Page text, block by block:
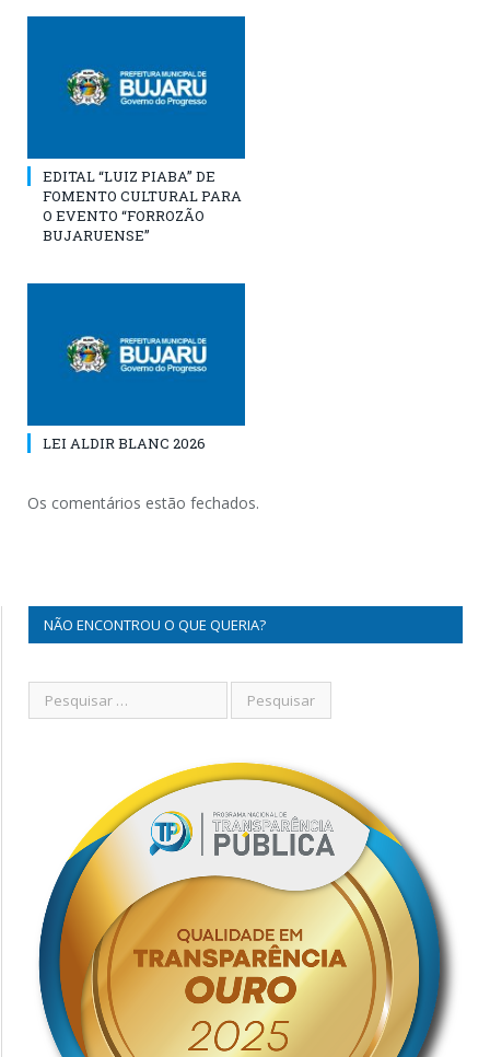
EDITAL “LUIZ PIABA” DE
FOMENTO CULTURAL PARA
O EVENTO “FORROZÃO
BUJARUENSE”
LEI ALDIR BLANC 2026
Os comentários estão fechados.
NÃO ENCONTROU O QUE QUERIA?